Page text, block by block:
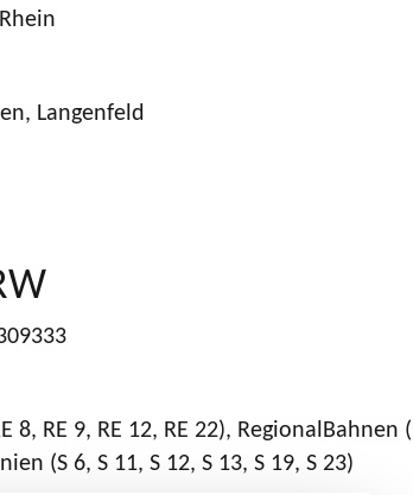
Langenfeld
8, RE 9, RE 12, RE 22), RegionalBahnen
(S 6, S 11, S 12, S 13, S 19, S 23)